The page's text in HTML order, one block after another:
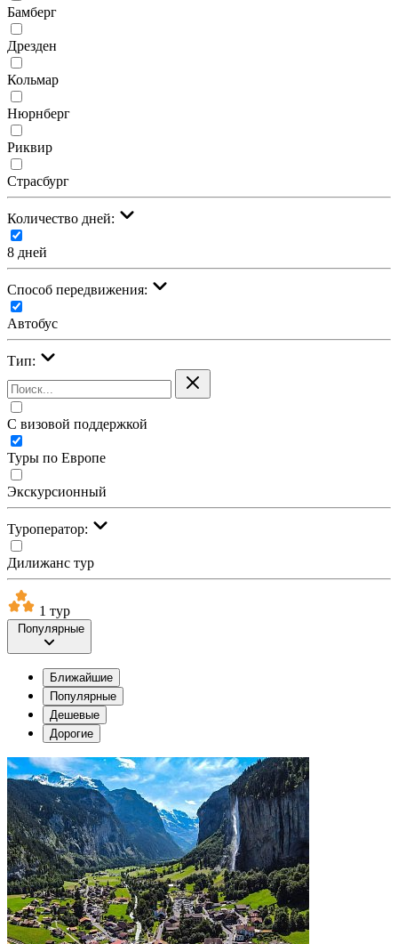
Бамберг
Дрезден
Кольмар
Нюрнберг
Риквир
Страсбург
Количество дней:
8 дней
Cпособ передвижения:
Автобус
Тип:
С визовой поддержкой
Туры по Европе
Экскурсионный
Туроператор:
Дилижанс тур
1 тур
Популярные
Ближайшие
Популярные
Дешевые
Дорогие